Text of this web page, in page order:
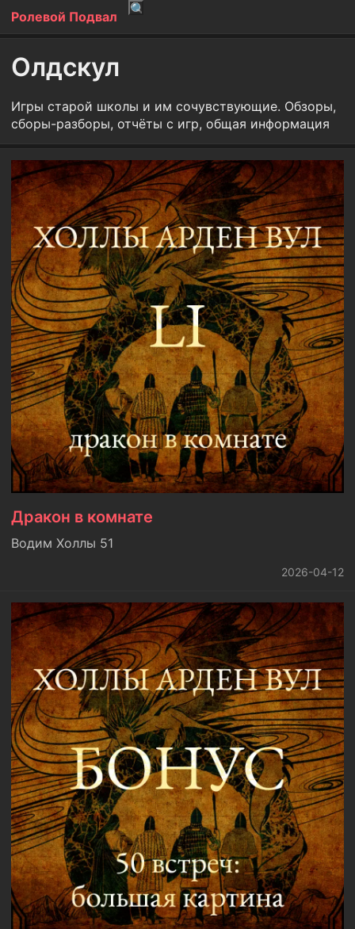
Ролевой Подвал
Олдскул
Игры старой школы и им сочувствующие. Обзоры,
сборы-разборы, отчёты с игр, общая информация
Дракон в комнате
Водим Холлы 51
2026-04-12